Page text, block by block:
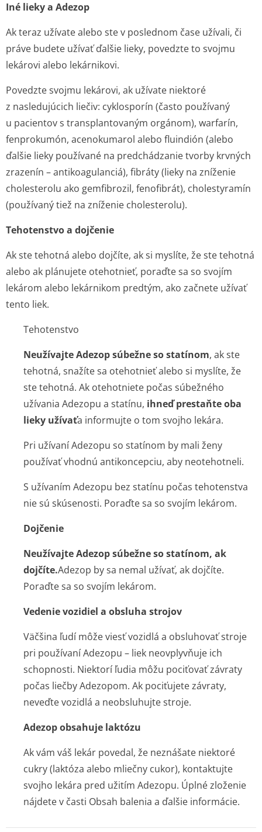
Iné lieky a Adezop
Ak teraz užívate alebo ste v poslednom čase užívali, či
práve budete užívať ďalšie lieky, povedzte to svojmu
lekárovi alebo lekárnikovi.
Povedzte svojmu lekárovi, ak užívate niektoré
z nasledujúcich liečiv: cyklosporín (často používaný
u pacientov s transplantovaným orgánom), warfarín,
fenprokumón, acenokumarol alebo fluindión (alebo
ďalšie lieky používané na predchádzanie tvorby krvných
zrazenín – antikoagulanciá), fibráty (lieky na zníženie
cholesterolu ako gemfibrozil, fenofibrát), cholestyramín
(používaný tiež na zníženie cholesterolu).
Tehotenstvo a dojčenie
Ak ste tehotná alebo dojčíte, ak si myslíte, že ste tehotná
alebo ak plánujete otehotnieť, poraďte sa so svojím
lekárom alebo lekárnikom predtým, ako začnete užívať
tento liek.
Tehotenstvo
Neužívajte Adezop súbežne so statínom, ak ste
tehotná, snažíte sa otehotnieť alebo si myslíte, že
ste tehotná. Ak otehotniete počas súbežného
užívania Adezopu a statínu, ihneď prestaňte oba
lieky užívaťa informujte o tom svojho lekára.
Pri užívaní Adezopu so statínom by mali ženy
používať vhodnú antikoncepciu, aby neotehotneli.
S užívaním Adezopu bez statínu počas tehotenstva
nie sú skúsenosti. Poraďte sa so svojím lekárom.
Dojčenie
Neužívajte Adezop súbežne so statínom, ak
dojčíte.Adezop by sa nemal užívať, ak dojčíte.
Poraďte sa so svojím lekárom.
Vedenie vozidiel a obsluha strojov
Väčšina ľudí môže viesť vozidlá a obsluhovať stroje
pri používaní Adezopu – liek neovplyvňuje ich
schopnosti. Niektorí ľudia môžu pociťovať závraty
počas liečby Adezopom. Ak pociťujete závraty,
neveďte vozidlá a neobsluhujte stroje.
Adezop obsahuje laktózu
Ak vám váš lekár povedal, že neznášate niektoré
cukry (laktóza alebo mliečny cukor), kontaktujte
svojho lekára pred užitím Adezopu. Úplné zloženie
nájdete v časti Obsah balenia a ďalšie informácie.